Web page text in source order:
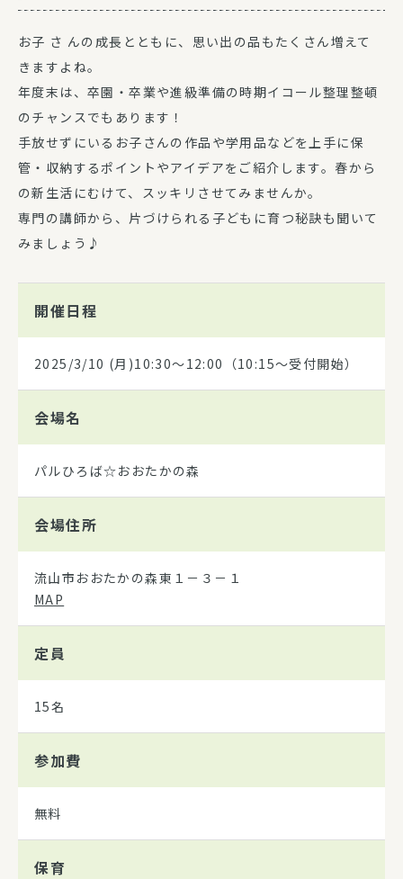
お子 さ んの成長とともに、思い出の品もたくさん増えて
きますよね。
年度末は、卒園・卒業や進級準備の時期イコール整理整頓
のチャンスでもあります！
手放せずにいるお子さんの作品や学用品などを上手に保
管・収納するポイントやアイデアをご紹介します。春から
の新生活にむけて、スッキリさせてみませんか。
専門の講師から、片づけられる子どもに育つ秘訣も聞いて
みましょう♪
開催日程
2025/3/10 (月)10:30～12:00（10:15～受付開始）
会場名
パルひろば☆おおたかの森
会場住所
流山市おおたかの森東１－３－１
MAP
定員
15名
参加費
無料
保育